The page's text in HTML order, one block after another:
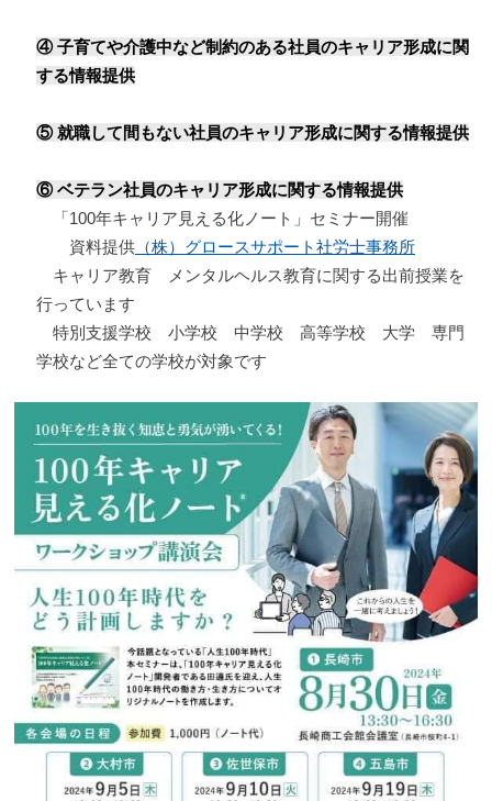
④ 子育てや介護中など制約のある社員のキャリア形成に関
する情報提供
⑤ 就職して間もない社員のキャリア形成に関する情報提供
⑥ ベテラン社員のキャリア形成に関する情報提供
「100年キャリア見える化ノート」セミナー開催
資料提供 （株）グロースサポート社労士事務所
キャリア教育 メンタルヘルス教育に関する出前授業を
行っています
特別支援学校 小学校 中学校 高等学校 大学 専門
学校など全ての学校が対象です